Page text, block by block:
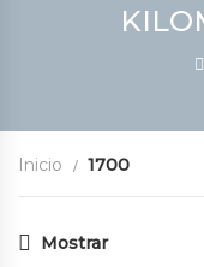
Inicio 1700
Mostrar